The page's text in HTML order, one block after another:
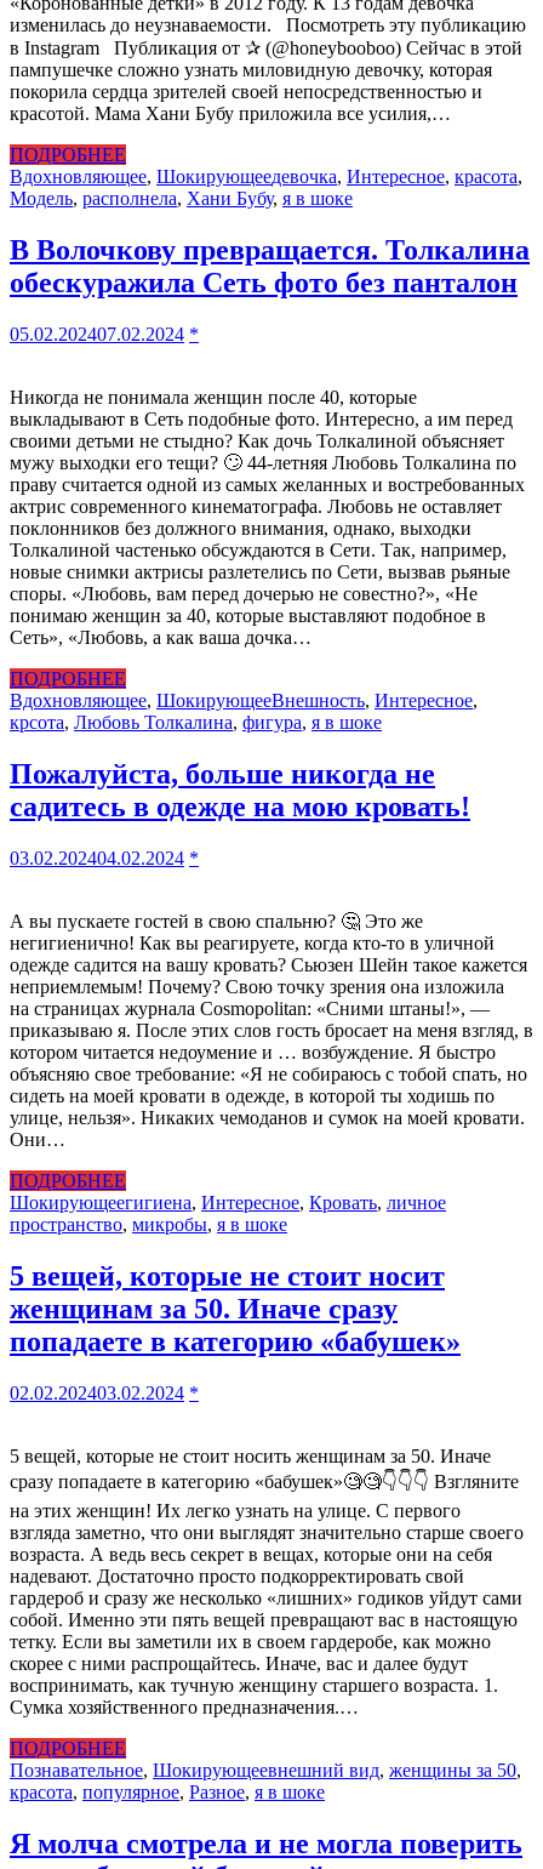
изменилась до неузнаваемости. Посмотреть эту публикацию
в Instagram Публикация от ✰ (@honeybooboo) Сейчас в этой
пампушечке сложно узнать миловидную девочку, которая
покорила сердца зрителей своей непосредственностью и
красотой. Мама Хани Бубу приложила все усилия,…
ПОДРОБНЕЕ
Вдохновляющее, Шокирующеедевочка, Интересное, красота,
Модель, располнела, Хани Бубу, я в шоке
В Волочкову превращается. Толкалина
обескуражила Сеть фото без панталон
05.02.202407.02.2024 *
Никогда не понимала женщин после 40, которые
выкладывают в Сеть подобные фото. Интересно, а им перед
своими детьми не стыдно? Как дочь Толкалиной объясняет
мужу выходки его тещи? 🙄 44-летняя Любовь Толкалина по
праву считается одной из самых желанных и востребованных
актрис современного кинематографа. Любовь не оставляет
поклонников без должного внимания, однако, выходки
Толкалиной частенько обсуждаются в Сети. Так, например,
новые снимки актрисы разлетелись по Сети, вызвав рьяные
споры. «Любовь, вам перед дочерью не совестно?», «Не
понимаю женщин за 40, которые выставляют подобное в
Сеть», «Любовь, а как ваша дочка…
ПОДРОБНЕЕ
Вдохновляющее, ШокирующееВнешность, Интересное,
крсота, Любовь Толкалина, фигура, я в шоке
Пожалуйста, больше никогда не
садитесь в одежде на мою кровать!
03.02.202404.02.2024 *
А вы пускаете гостей в свою спальню? 🤔 Это же
негигиенично! Как вы реагируете, когда кто-то в уличной
одежде садится на вашу кровать? Сьюзен Шейн такое кажется
неприемлемым! Почему? Свою точку зрения она изложила
на страницах журнала Cosmopolitan: «Сними штаны!», —
приказываю я. После этих слов гость бросает на меня взгляд, в
котором читается недоумение и … возбуждение. Я быстро
объясняю свое требование: «Я не собираюсь с тобой спать, но
сидеть на моей кровати в одежде, в которой ты ходишь по
улице, нельзя». Никаких чемоданов и сумок на моей кровати.
Они…
ПОДРОБНЕЕ
Шокирующеегигиена, Интересное, Кровать, личное
пространство, микробы, я в шоке
5 вещей, которые не стоит носит
женщинам за 50. Иначе сразу
попадаете в категорию «бабушек»
02.02.202403.02.2024 *
5 вещей, которые не стоит носить женщинам за 50. Иначе
сразу попадаете в категорию «бабушек»🧐🧐👇👇👇 Взгляните
на этих женщин! Их легко узнать на улице. С первого
взгляда заметно, что они выглядят значительно старше своего
возраста. А ведь весь секрет в вещах, которые они на себя
надевают. Достаточно просто подкорректировать свой
гардероб и сразу же несколько «лишних» годиков уйдут сами
собой. Именно эти пять вещей превращают вас в настоящую
тетку. Если вы заметили их в своем гардеробе, как можно
скорее с ними распрощайтесь. Иначе, вас и далее будут
воспринимать, как тучную женщину старшего возраста. 1.
Сумка хозяйственного предназначения.…
ПОДРОБНЕЕ
Познавательное, Шокирующеевнешний вид, женщины за 50,
красота, популярное, Разное, я в шоке
Я молча смотрела и не могла поверить